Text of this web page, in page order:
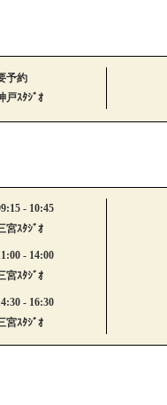
予約
戸ｽﾀｼﾞｵ
- 10:45
宮ｽﾀｼﾞｵ
- 14:00
宮ｽﾀｼﾞｵ
- 16:30
宮ｽﾀｼﾞｵ